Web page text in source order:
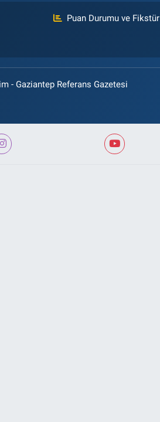
Puan Durumu ve Fikstür
- Gaziantep Referans Gazetesi